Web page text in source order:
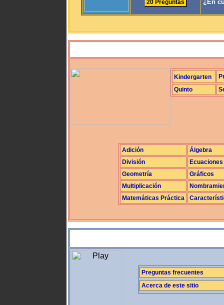
¿En
Kindergarten
Quinto
Adición
Álgebra
División
Ecuaciones
Geometría
Gráficos
Multiplicación
Matemáticas Práctica
Preguntas frecuentes
Acerca de este sitio